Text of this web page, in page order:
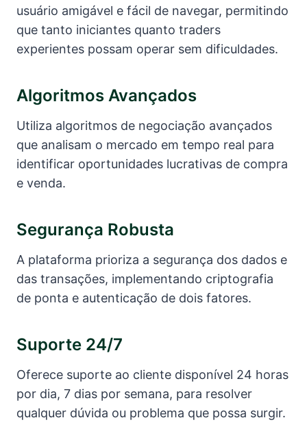
usuário amigável e fácil de navegar, permitindo
que tanto iniciantes quanto traders
experientes possam operar sem dificuldades.
Algoritmos Avançados
Utiliza algoritmos de negociação avançados
que analisam o mercado em tempo real para
identificar oportunidades lucrativas de compra
e venda.
Segurança Robusta
A plataforma prioriza a segurança dos dados e
das transações, implementando criptografia
de ponta e autenticação de dois fatores.
Suporte 24/7
Oferece suporte ao cliente disponível 24 horas
por dia, 7 dias por semana, para resolver
qualquer dúvida ou problema que possa surgir.